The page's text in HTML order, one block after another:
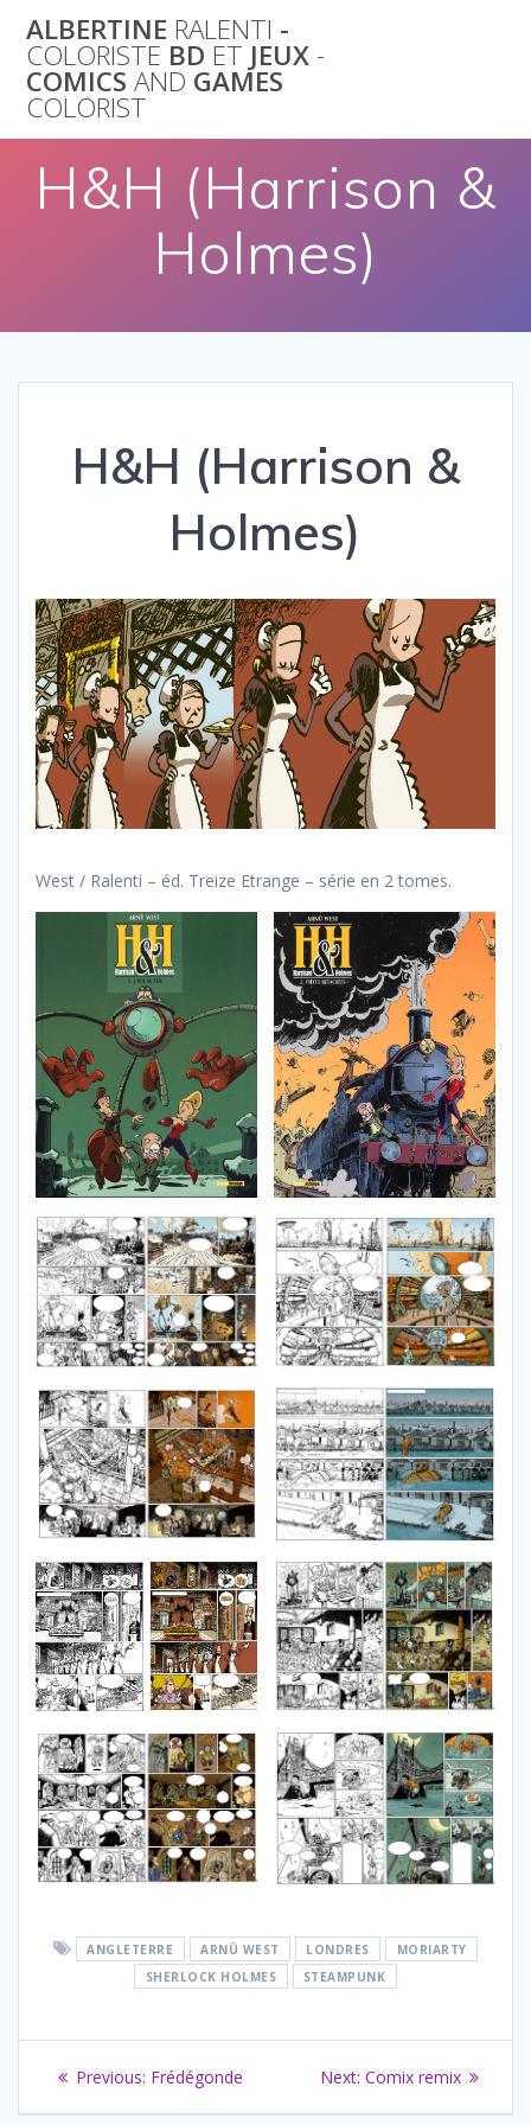
to
content
ALBERTINE RALENTI -
COLORISTE BD ET JEUX -
COMICS AND GAMES
COLORIST
H&H (Harrison &
Holmes)
H&H (Harrison &
Holmes)
West / Ralenti – éd. Treize Etrange – série en 2 tomes.
ANGLETERRE ARNÜ WEST LONDRES
MORIARTY
SHERLOCK HOLMES
STEAMPUNK
Navigation
de
Previous: Previous
Frédégonde Next: Next
Comix remix